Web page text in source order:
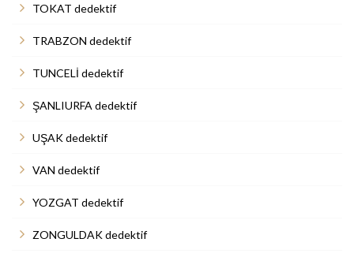
TOKAT dedektif
TRABZON dedektif
TUNCELİ dedektif
ŞANLIURFA dedektif
UŞAK dedektif
VAN dedektif
YOZGAT dedektif
ZONGULDAK dedektif